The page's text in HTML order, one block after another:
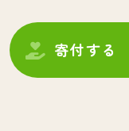
寄付する